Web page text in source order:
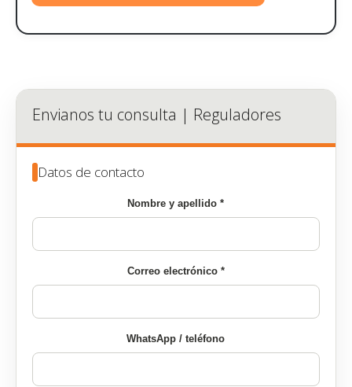
Envianos tu consulta | Reguladores
Datos de contacto
Nombre y apellido *
Correo electrónico *
WhatsApp / teléfono